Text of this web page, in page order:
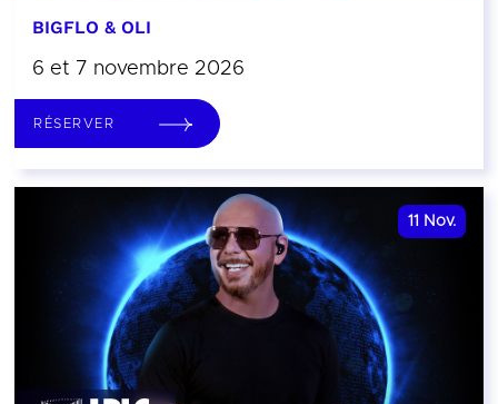
BIGFLO & OLI
6 et 7 novembre 2026
RÉSERVER
11 Nov.